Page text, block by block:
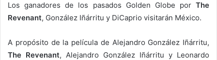
Los ganadores de los pasados Golden Globe por The
Revenant, González Iñárritu y DiCaprio visitarán México.
A propósito de la película de Alejandro González Iñárritu,
The Revenant, Alejandro González Iñárritu y Leonardo